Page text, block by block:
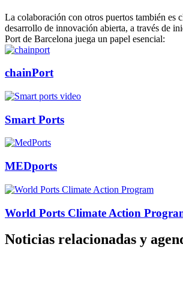
La colaboración con otros puertos también es
desarrollo de innovación abierta, a través de
Port de Barcelona juega un papel esencial:
chainPort
Smart Ports
MEDports
World Ports Climate Action
Noticias relacionadas y